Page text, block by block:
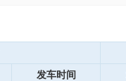
发车时间